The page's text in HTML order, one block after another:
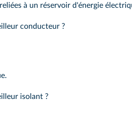
à un réservoir d'énergie
conducteur ?
isolant ?